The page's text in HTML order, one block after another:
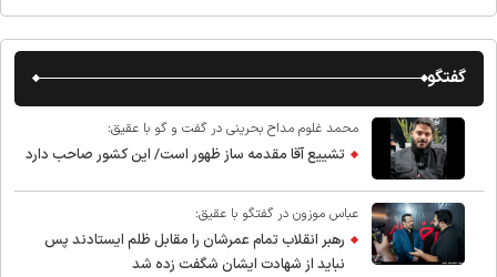
گفتگو
محمد غلوم مداح بحرینی در گفت و گو با عقیق:
تشییع آقا مقدمه ساز ظهور است/ این کشور صاحب دارد
عباس موزون در گفتگو با عقیق:
رهبر انقلاب تمام عمرشان را مقابل ظلم ایستادند پس
نباید از شهادت ایشان شگفت زده شد